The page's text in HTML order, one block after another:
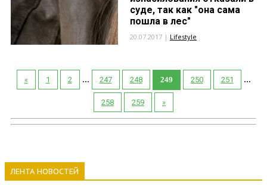
суде, так как "она сама
пошла в лес"
20.07.2017 | Lifestyle
« 1 2 ... 247 248 249 250 251 ...
258 259 »
ЛЕНТА НОВОСТЕЙ